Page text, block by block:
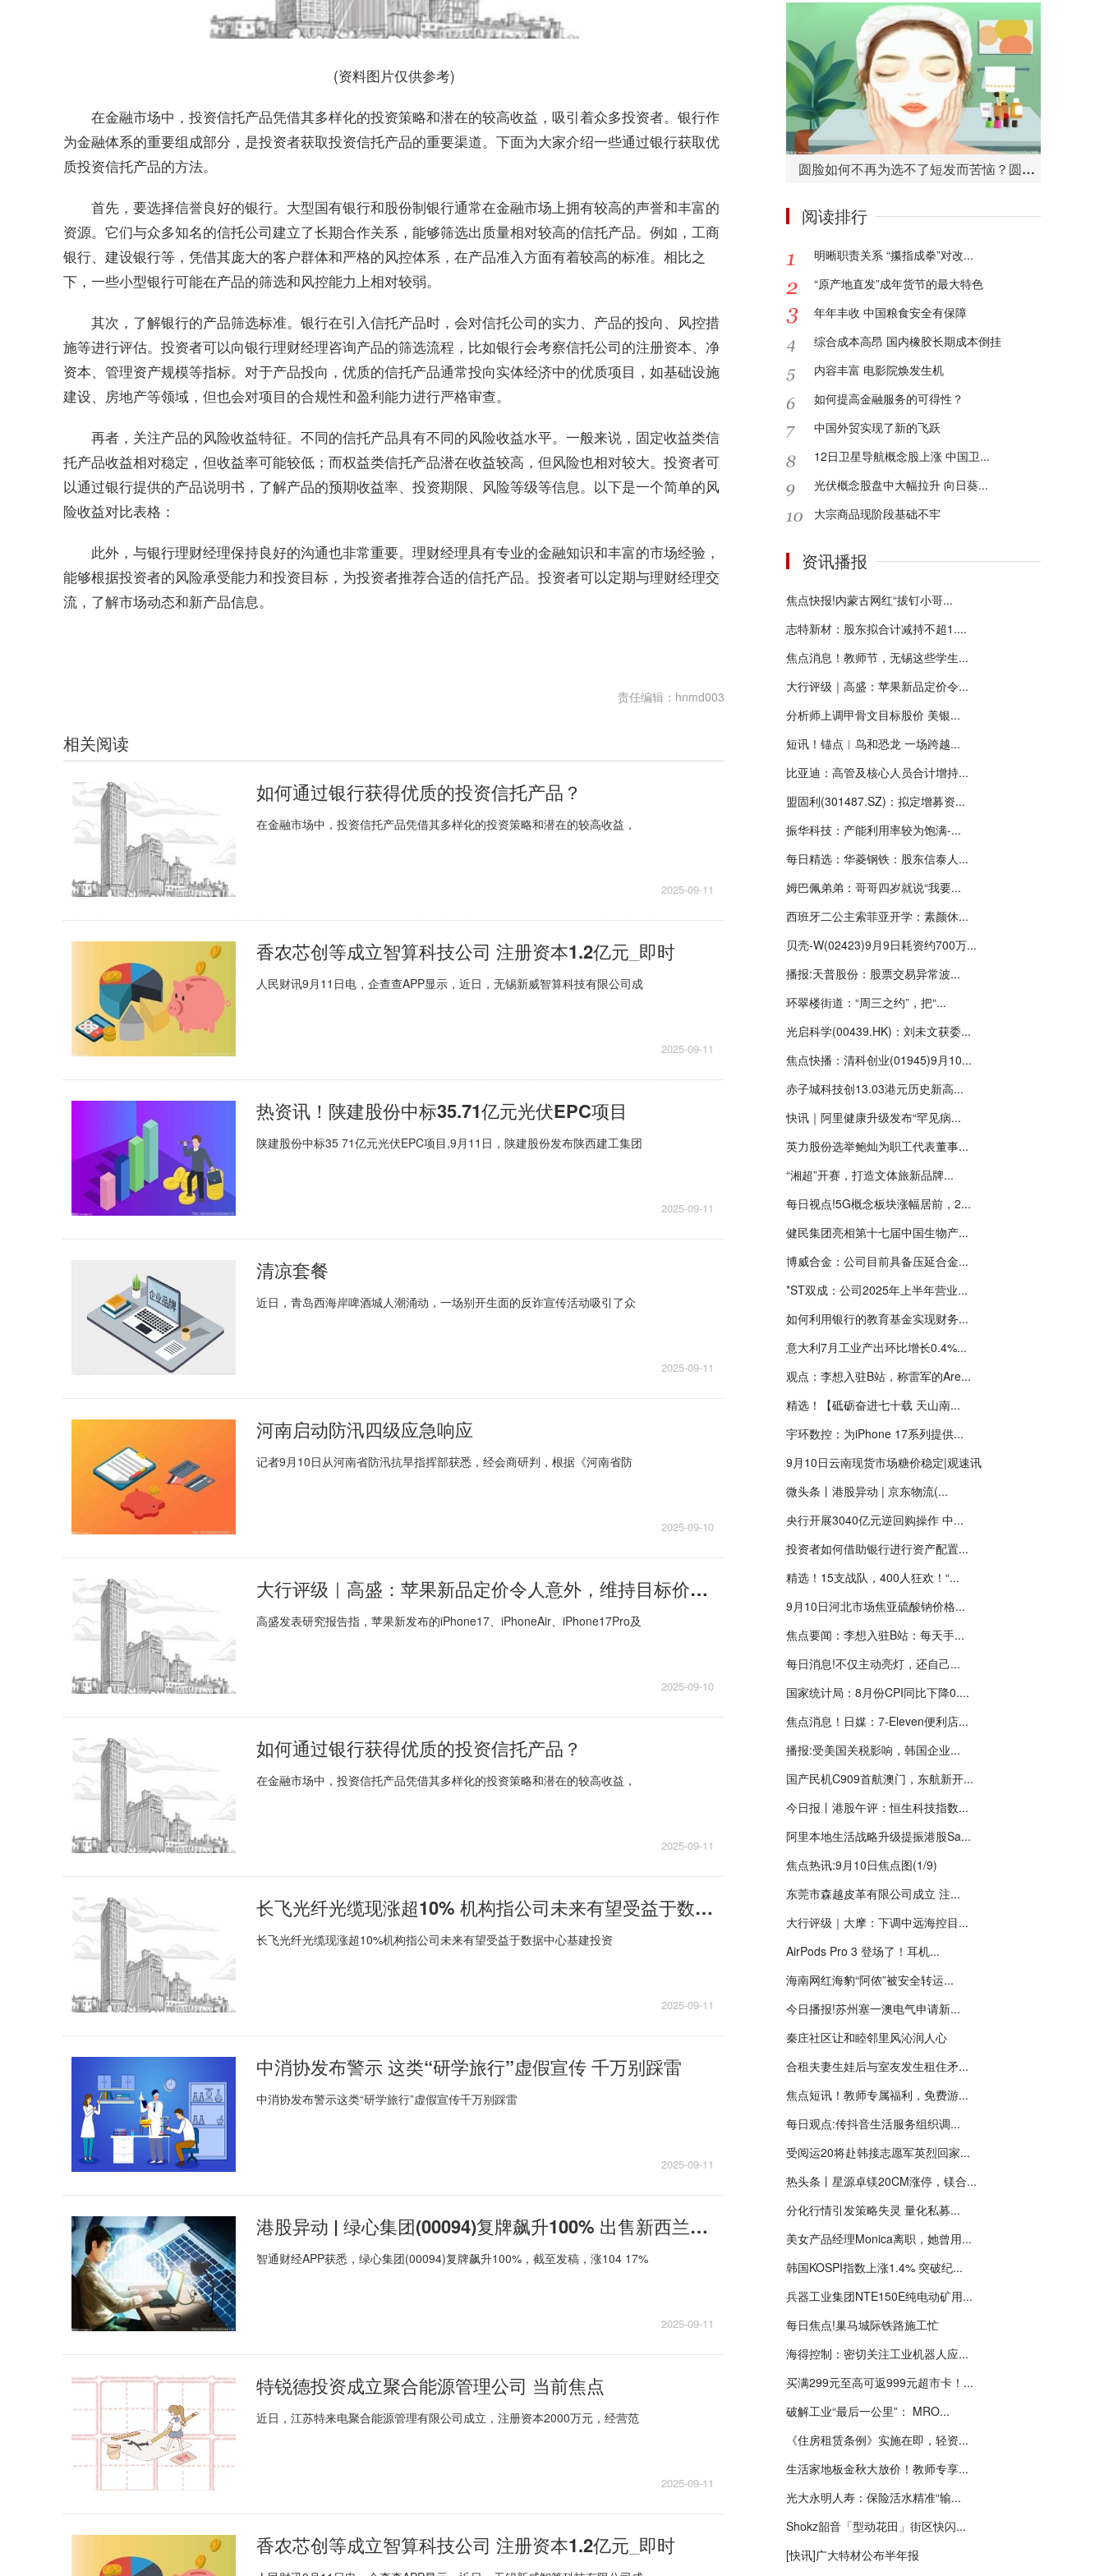
(资料图片仅供参考)
在金融市场中，投资信托产品凭借其多样化的投资策略和潜在的较高收益，吸引着众多投资者。银行作
为金融体系的重要组成部分，是投资者获取投资信托产品的重要渠道。下面为大家介绍一些通过银行获取优
质投资信托产品的方法。
首先，要选择信誉良好的银行。大型国有银行和股份制银行通常在金融市场上拥有较高的声誉和丰富的
资源。它们与众多知名的信托公司建立了长期合作关系，能够筛选出质量相对较高的信托产品。例如，工商
银行、建设银行等，凭借其庞大的客户群体和严格的风控体系，在产品准入方面有着较高的标准。相比之
下，一些小型银行可能在产品的筛选和风控能力上相对较弱。
其次，了解银行的产品筛选标准。银行在引入信托产品时，会对信托公司的实力、产品的投向、风控措
施等进行评估。投资者可以向银行理财经理咨询产品的筛选流程，比如银行会考察信托公司的注册资本、净
资本、管理资产规模等指标。对于产品投向，优质的信托产品通常投向实体经济中的优质项目，如基础设施
建设、房地产等领域，但也会对项目的合规性和盈利能力进行严格审查。
再者，关注产品的风险收益特征。不同的信托产品具有不同的风险收益水平。一般来说，固定收益类信
托产品收益相对稳定，但收益率可能较低；而权益类信托产品潜在收益较高，但风险也相对较大。投资者可
以通过银行提供的产品说明书，了解产品的预期收益率、投资期限、风险等级等信息。以下是一个简单的风
险收益对比表格：
此外，与银行理财经理保持良好的沟通也非常重要。理财经理具有专业的金融知识和丰富的市场经验，
能够根据投资者的风险承受能力和投资目标，为投资者推荐合适的信托产品。投资者可以定期与理财经理交
流，了解市场动态和新产品信息。
责任编辑：hnmd003
相关阅读
如何通过银行获得优质的投资信托产品？
在金融市场中，投资信托产品凭借其多样化的投资策略和潜在的较高收益，
2025-09-11
香农芯创等成立智算科技公司 注册资本1.2亿元_即时
人民财讯9月11日电，企查查APP显示，近日，无锡新威智算科技有限公司成
2025-09-11
热资讯！陕建股份中标35.71亿元光伏EPC项目
陕建股份中标35 71亿元光伏EPC项目,9月11日，陕建股份发布陕西建工集团
2025-09-11
清凉套餐
近日，青岛西海岸啤酒城人潮涌动，一场别开生面的反诈宣传活动吸引了众
2025-09-11
河南启动防汛四级应急响应
记者9月10日从河南省防汛抗旱指挥部获悉，经会商研判，根据《河南省防
2025-09-10
大行评级｜高盛：苹果新品定价令人意外，维持目标价为266美元-精彩看点
高盛发表研究报告指，苹果新发布的iPhone17、iPhoneAir、iPhone17Pro及
2025-09-10
如何通过银行获得优质的投资信托产品？
在金融市场中，投资信托产品凭借其多样化的投资策略和潜在的较高收益，
2025-09-11
长飞光纤光缆现涨超10% 机构指公司未来有望受益于数据中心基建投资
长飞光纤光缆现涨超10%机构指公司未来有望受益于数据中心基建投资
2025-09-11
中消协发布警示 这类“研学旅行”虚假宣传 千万别踩雷
中消协发布警示这类“研学旅行”虚假宣传千万别踩雷
2025-09-11
港股异动 | 绿心集团(00094)复牌飙升100% 出售新西兰林地资产 拟派特别息每股1港仙
智通财经APP获悉，绿心集团(00094)复牌飙升100%，截至发稿，涨104 17%
2025-09-11
特锐德投资成立聚合能源管理公司 当前焦点
近日，江苏特来电聚合能源管理有限公司成立，注册资本2000万元，经营范
2025-09-11
香农芯创等成立智算科技公司 注册资本1.2亿元_即时
圆脸如何不再为选不了短发而苦恼？圆脸适合的短发造型有哪些？
阅读排行
明晰职责关系 “攥指成拳”对改...
“原产地直发”成年货节的最大特色
年年丰收 中国粮食安全有保障
综合成本高昂 国内橡胶长期成本倒挂
内容丰富 电影院焕发生机
如何提高金融服务的可得性？
中国外贸实现了新的飞跃
12日卫星导航概念股上涨 中国卫...
光伏概念股盘中大幅拉升 向日葵...
大宗商品现阶段基础不牢
资讯播报
焦点快报!内蒙古网红“拔钉小哥...
志特新材：股东拟合计减持不超1....
焦点消息！教师节，无锡这些学生...
大行评级｜高盛：苹果新品定价令...
分析师上调甲骨文目标股价 美银...
短讯！锚点︱鸟和恐龙 一场跨越...
比亚迪：高管及核心人员合计增持...
盟固利(301487.SZ)：拟定增募资...
振华科技：产能利用率较为饱满-...
每日精选：华菱钢铁：股东信泰人...
姆巴佩弟弟：哥哥四岁就说“我要...
西班牙二公主索菲亚开学：素颜休...
贝壳-W(02423)9月9日耗资约700万...
播报:天普股份：股票交易异常波...
环翠楼街道：“周三之约”，把“...
光启科学(00439.HK)：刘未文获委...
焦点快播：清科创业(01945)9月10...
赤子城科技创13.03港元历史新高...
快讯｜阿里健康升级发布“罕见病...
英力股份选举鲍灿为职工代表董事...
“湘超”开赛，打造文体旅新品牌...
每日视点!5G概念板块涨幅居前，2...
健民集团亮相第十七届中国生物产...
博威合金：公司目前具备压延合金...
*ST双成：公司2025年上半年营业...
如何利用银行的教育基金实现财务...
意大利7月工业产出环比增长0.4%...
观点：李想入驻B站，称雷军的Are...
精选！【砥砺奋进七十载 天山南...
宇环数控：为iPhone 17系列提供...
9月10日云南现货市场糖价稳定|观速讯
微头条丨港股异动 | 京东物流(...
央行开展3040亿元逆回购操作 中...
投资者如何借助银行进行资产配置...
精选！15支战队，400人狂欢！“...
9月10日河北市场焦亚硫酸钠价格...
焦点要闻：李想入驻B站：每天手...
每日消息!不仅主动亮灯，还自己...
国家统计局：8月份CPI同比下降0....
焦点消息！日媒：7-Eleven便利店...
播报:受美国关税影响，韩国企业...
国产民机C909首航澳门，东航新开...
今日报丨港股午评：恒生科技指数...
阿里本地生活战略升级提振港股Sa...
焦点热讯:9月10日焦点图(1/9)
东莞市森越皮革有限公司成立 注...
大行评级｜大摩：下调中远海控目...
AirPods Pro 3 登场了！耳机...
海南网红海豹“阿侬”被安全转运...
今日播报!苏州塞一澳电气申请新...
秦庄社区让和睦邻里风沁润人心
合租夫妻生娃后与室友发生租住矛...
焦点短讯！教师专属福利，免费游...
每日观点:传抖音生活服务组织调...
受阅运20将赴韩接志愿军英烈回家...
热头条丨星源卓镁20CM涨停，镁合...
分化行情引发策略失灵 量化私募...
美女产品经理Monica离职，她曾用...
韩国KOSPI指数上涨1.4% 突破纪...
兵器工业集团NTE150E纯电动矿用...
每日焦点!巢马城际铁路施工忙
海得控制：密切关注工业机器人应...
买满299元至高可返999元超市卡！...
破解工业“最后一公里”： MRO...
《住房租赁条例》实施在即，轻资...
生活家地板金秋大放价！教师专享...
光大永明人寿：保险活水精准“输...
Shokz韶音「型动花田」街区快闪...
[快讯]广大特材公布半年报